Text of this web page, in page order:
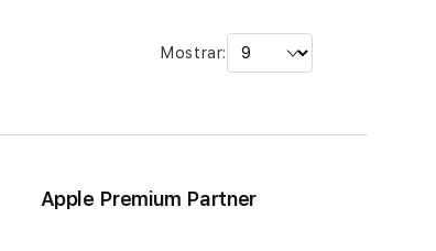
Mostrar:
Apple Premium Partner